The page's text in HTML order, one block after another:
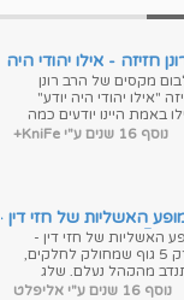
חזיזה - אילו יהודי היה
מקסים של הרב רונן
"אילו יהודי היה יודע"
באמת היינו יודעים כמה
אוהב אותנו :) ...
נוסף 16 שנים ע"י KniFe+
האשליות של חזי דין -
פרק 5האשליות של חזי דין -
פרק 5 גוף שמחולק לחלקים,
מהקהל נעלם, שלג
באמצע הקיץ. נשמענוסף 16 שנים ע"י אליפלט